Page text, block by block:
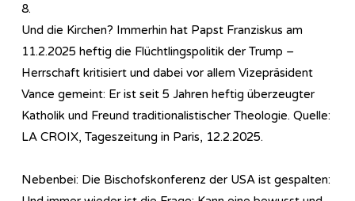
8.
Und die Kirchen? Immerhin hat Papst Franziskus am
11.2.2025 heftig die Flüchtlingspolitik der Trump –
Herrschaft kritisiert und dabei vor allem Vizepräsident
Vance gemeint: Er ist seit 5 Jahren heftig überzeugter
Katholik und Freund traditionalistischer Theologie. Quelle:
LA CROIX, Tageszeitung in Paris, 12.2.2025.
Nebenbei: Die Bischofskonferenz der USA ist gespalten: